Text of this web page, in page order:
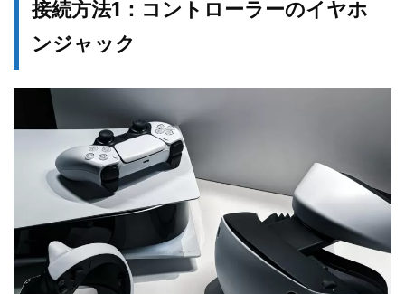
接続方法1：コントローラーのイヤホ
ンジャック